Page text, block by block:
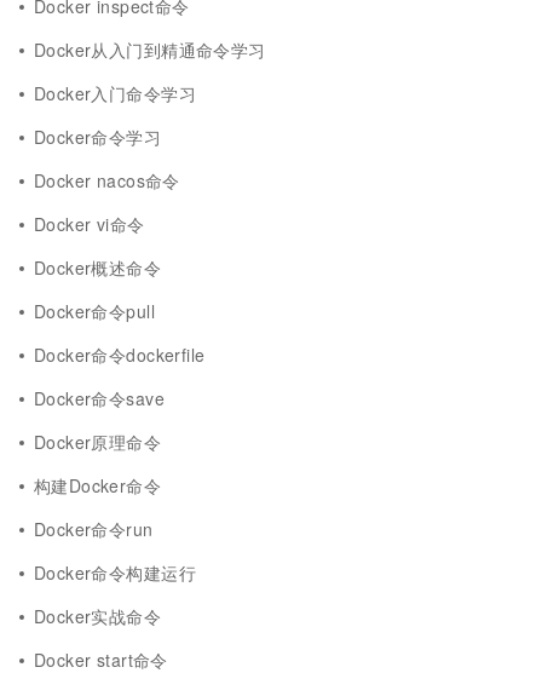
Docker inspect命令
Docker从入门到精通命令学习
Docker入门命令学习
Docker命令学习
Docker nacos命令
Docker vi命令
Docker概述命令
Docker命令pull
Docker命令dockerfile
Docker命令save
Docker原理命令
构建Docker命令
Docker命令run
Docker命令构建运行
Docker实战命令
Docker start命令